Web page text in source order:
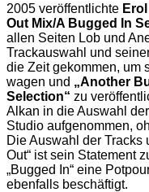
2005 veröffentlichte
Out Mix/A Bugged In
allen Seiten Lob und
Trackauswahl und
die Zeit gekommen, um
wagen und „Another
Selection“ zu
Alkan in die Auswahl
Studio aufgenommen,
Die Auswahl der Tracks
Out“ ist sein Statement
„Bugged In“ eine
ebenfalls beschäftigt.